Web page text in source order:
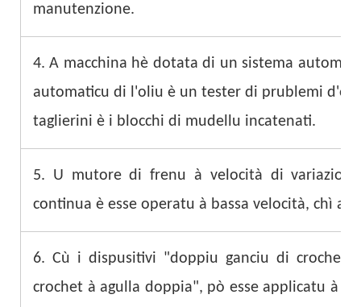
manutenzione.
4. A macchina hè dotata di un sistema
automaticu di l'oliu è un tester di prublemi
taglierini è i blocchi di mudellu incatenati.
5. U mutore di frenu à velocità di
continua è esse operatu à bassa velocità, chì
6. Cù i dispusitivi "doppiu ganciu di crochet
crochet à agulla doppia", pò esse applicatu à